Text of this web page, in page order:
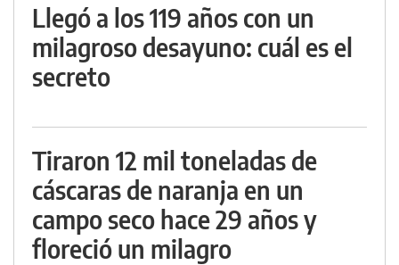
Llegó a los 119 años con un
milagroso desayuno: cuál es el
secreto
Tiraron 12 mil toneladas de
cáscaras de naranja en un
campo seco hace 29 años y
floreció un milagro